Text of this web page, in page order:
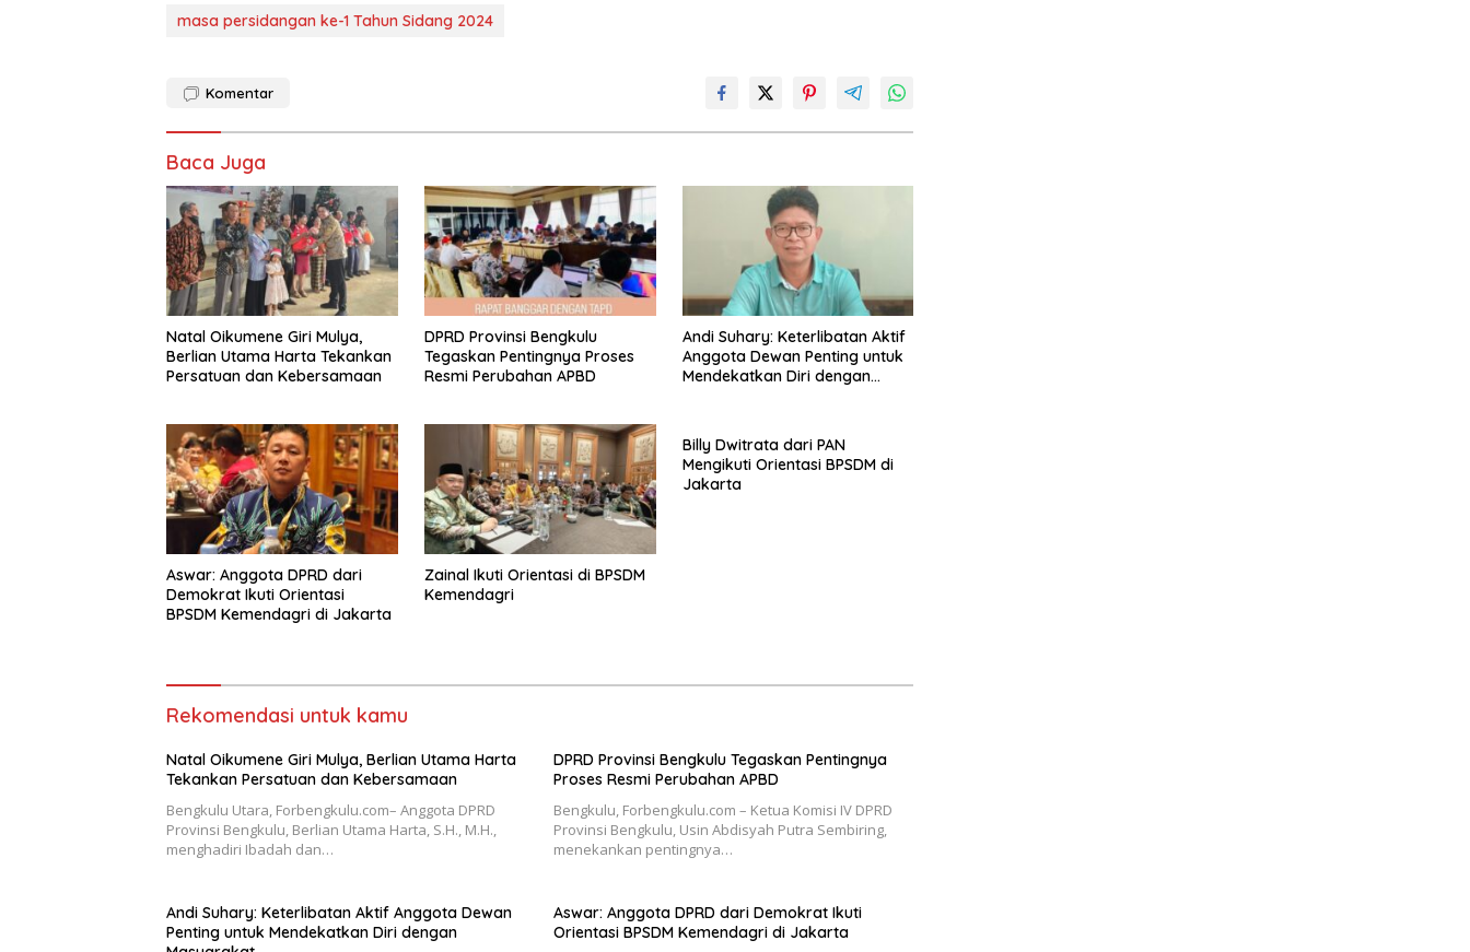
masa persidangan ke-1 Tahun Sidang 2024
Komentar
Baca Juga
‎Natal Oikumene Giri Mulya,
Berlian Utama Harta Tekankan
Persatuan dan Kebersamaan
DPRD Provinsi Bengkulu
Tegaskan Pentingnya Proses
Resmi Perubahan APBD
Andi Suhary: Keterlibatan Aktif
Anggota Dewan Penting untuk
Mendekatkan Diri dengan
Aswar: Anggota DPRD dari
Demokrat Ikuti Orientasi
BPSDM Kemendagri di Jakarta
Zainal Ikuti Orientasi di BPSDM
Kemendagri
Billy Dwitrata dari PAN
Mengikuti Orientasi BPSDM di
Jakarta
Rekomendasi untuk kamu
‎Natal Oikumene Giri Mulya, Berlian Utama Harta
Tekankan Persatuan dan Kebersamaan
Bengkulu Utara, Forbengkulu.com– Anggota DPRD
Provinsi Bengkulu, Berlian Utama Harta, S.H., M.H.,
menghadiri Ibadah dan…
DPRD Provinsi Bengkulu Tegaskan Pentingnya
Proses Resmi Perubahan APBD
Bengkulu, Forbengkulu.com – Ketua Komisi IV DPRD
Provinsi Bengkulu, Usin Abdisyah Putra Sembiring,
menekankan pentingnya…
Andi Suhary: Keterlibatan Aktif Anggota Dewan
Penting untuk Mendekatkan Diri dengan
Aswar: Anggota DPRD dari Demokrat Ikuti
Orientasi BPSDM Kemendagri di Jakarta